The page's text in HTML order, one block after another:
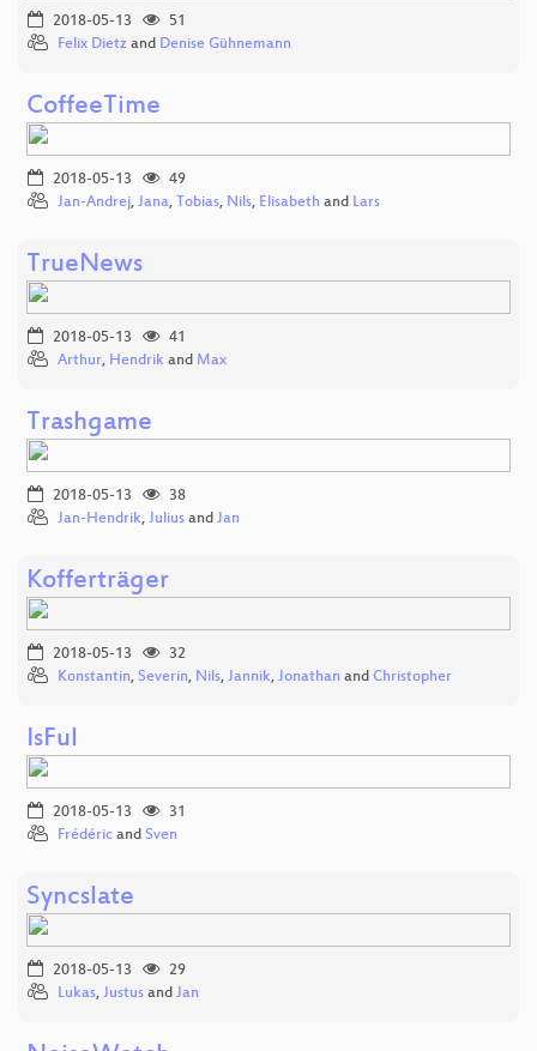
2018-05-13
51
Felix Dietz and Denise Gühnemann
CoffeeTime
2018-05-13
49
Jan-Andrej, Jana, Tobias, Nils, Elisabeth and Lars
TrueNews
2018-05-13
41
Arthur, Hendrik and Max
Trashgame
2018-05-13
38
Jan-Hendrik, Julius and Jan
Kofferträger
2018-05-13
32
Konstantin, Severin, Nils, Jannik, Jonathan and Christopher
IsFul
2018-05-13
31
Frédéric and Sven
Syncslate
2018-05-13
29
Lukas, Justus and Jan